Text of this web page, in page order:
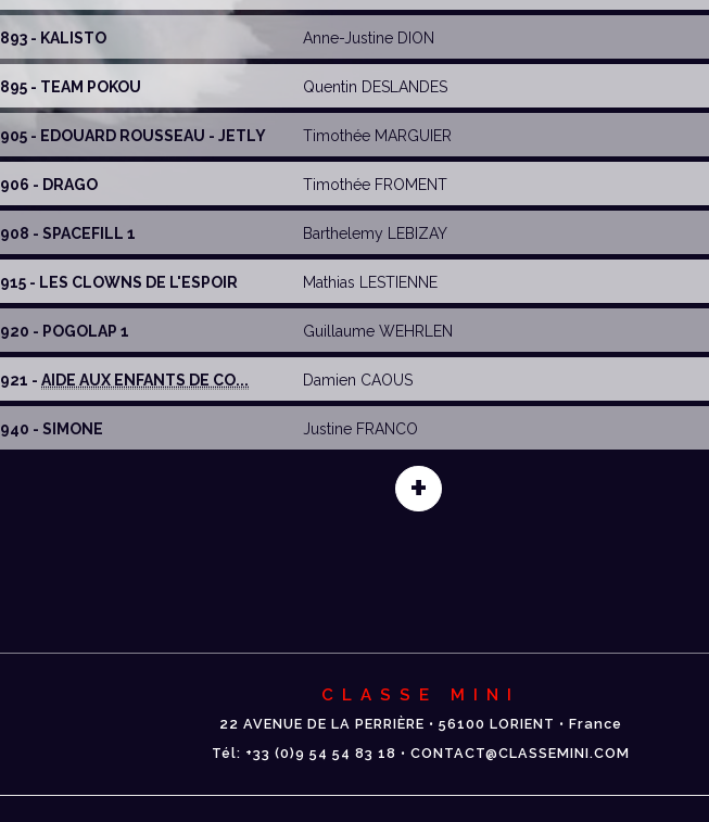
893 - KALISTO Anne-Justine DION
895 - TEAM POKOU Quentin DESLANDES
905 - EDOUARD ROUSSEAU - JETLY Timothée MARGUIER
906 - DRAGO Timothée FROMENT
908 - SPACEFILL 1 Barthelemy LEBIZAY
915 - LES CLOWNS DE L'ESPOIR Mathias LESTIENNE
920 - POGOLAP 1 Guillaume WEHRLEN
921 - AIDE AUX ENFANTS DE CO... Damien CAOUS
940 - SIMONE Justine FRANCO
+
CLASSE MINI
22 AVENUE DE LA PERRIÈRE • 56100 LORIENT • France
Tél: +33 (0)9 54 54 83 18 • CONTACT@CLASSEMINI.COM